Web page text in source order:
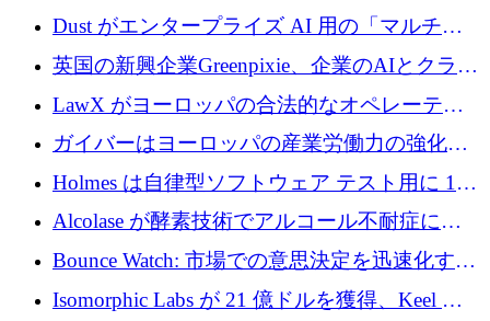
ロを調達
Dust がエンタープライズ AI 用の「マルチプ
レイヤー」オペレーティング システムを構築
するシリーズ B で 4,000 万ドルを調達
英国の新興企業Greenpixie、企業のAIとクラウ
ドのエネルギー無駄を削減するために470万ポ
ンドを調達
LawX がヨーロッパの合法的なオペレーティ
ング システムを構築するために 750 万ユーロ
を調達
ガイバーはヨーロッパの産業労働力の強化に
貢献するために 140 万ユーロを獲得
Holmes は自律型ソフトウェア テスト用に 110
万ユーロのプレシードを提供して開始
Alcolase が酵素技術でアルコール不耐症に取
り組むために 150 万ユーロを調達
Bounce Watch: 市場での意思決定を迅速化する
ためのインテリジェンス層を構築する
Isomorphic Labs が 21 億ドルを獲得、Keel の